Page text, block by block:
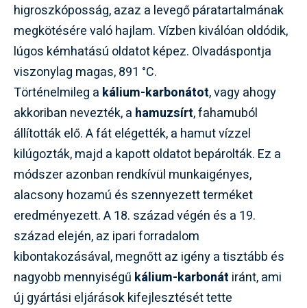
higroszkóposság, azaz a levegő páratartalmának
megkötésére való hajlam. Vízben kiválóan oldódik,
lúgos kémhatású oldatot képez. Olvadáspontja
viszonylag magas, 891 °C.
Történelmileg a kálium-karbonátot, vagy ahogy
akkoriban nevezték, a hamuzsírt, fahamuból
állították elő. A fát elégették, a hamut vízzel
kilúgozták, majd a kapott oldatot bepárolták. Ez a
módszer azonban rendkívül munkaigényes,
alacsony hozamú és szennyezett terméket
eredményezett. A 18. század végén és a 19.
század elején, az ipari forradalom
kibontakozásával, megnőtt az igény a tisztább és
nagyobb mennyiségű kálium-karbonát iránt, ami
új gyártási eljárások kifejlesztését tette